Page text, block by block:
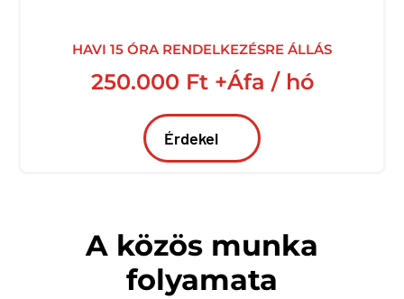
HAVI 15 ÓRA RENDELKEZÉSRE ÁLLÁS
250.000 Ft +Áfa / hó
Érdekel
A közös munka
folyamata